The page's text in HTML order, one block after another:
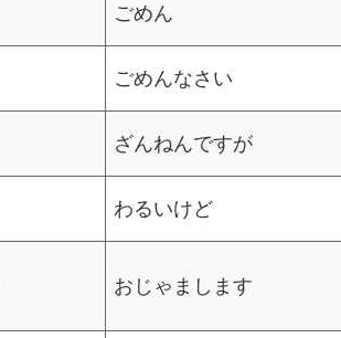
ごめん
ごめんなさい
ざんねんですが
わるいけど
おじゃまします